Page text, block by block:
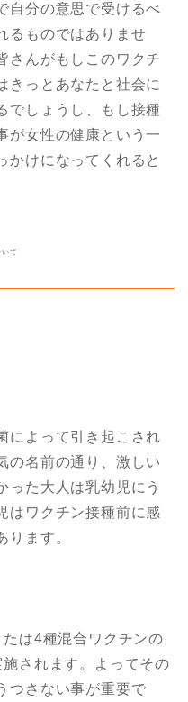
自分の意思で受けるべ
るものではありませ
さんがもしこのワクチ
きっとあなたと社会に
でしょうし、もし接種
が女性の健康という一
かけになってくれると
て
によって引き起こされ
の名前の通り、激しい
った大人は乳幼児にう
はワクチン接種前に感
ります。
は4種混合ワクチンの
されます。よってその
つさない事が重要で